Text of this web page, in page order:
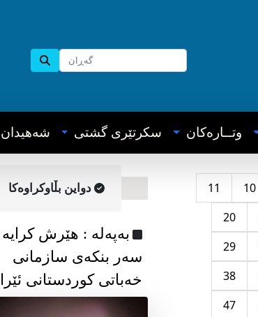
وتــاره‌کان سکرتێری گشتی شه‌هیدان
10
11
20
29
38
47
دواین بڵاوکراوه‌کا
به‌په‌له‌ : هێرش کرایە
سەر بنکەی سازمانی
خەباتی کوردستانی